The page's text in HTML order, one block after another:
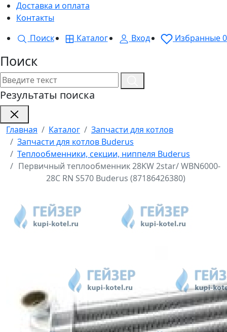
Доставка и оплата
Контакты
Поиск
Каталог Вход Избранные0
Поиск
Результаты поиска
Главная Каталог
Запчасти для котлов
Запчасти для котлов Buderus
Теплообменники, секции, ниппеля Buderus
Первичный теплообменник 28KW 2star/ WBN6000-
28C RN S570 Buderus (87186426380)